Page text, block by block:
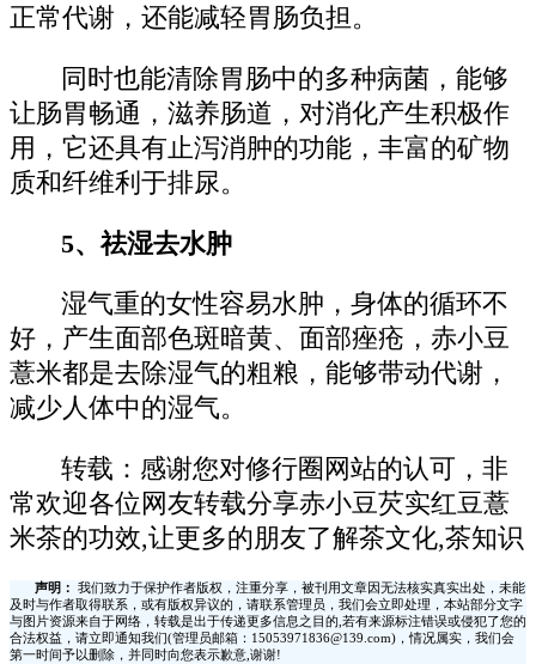
正常代谢，还能减轻胃肠负担。
同时也能清除胃肠中的多种病菌，能够
让肠胃畅通，滋养肠道，对消化产生积极作
用，它还具有止泻消肿的功能，丰富的矿物
质和纤维利于排尿。
5、祛湿去水肿
湿气重的女性容易水肿，身体的循环不
好，产生面部色斑暗黄、面部痤疮，赤小豆
薏米都是去除湿气的粗粮，能够带动代谢，
减少人体中的湿气。
转载：感谢您对修行圈网站的认可，非
常欢迎各位网友转载分享赤小豆芡实红豆薏
米茶的功效,让更多的朋友了解茶文化,茶知识
声明：
我们致力于保护作者版权，注重分享，被刊用文章因无法核实真实出处，未能
及时与作者取得联系，或有版权异议的，请联系管理员，我们会立即处理，本站部分文字
与图片资源来自于网络，转载是出于传递更多信息之目的,若有来源标注错误或侵犯了您的
合法权益，请立即通知我们(管理员邮箱：15053971836@139.com)，情况属实，我们会
第一时间予以删除，并同时向您表示歉意,谢谢!